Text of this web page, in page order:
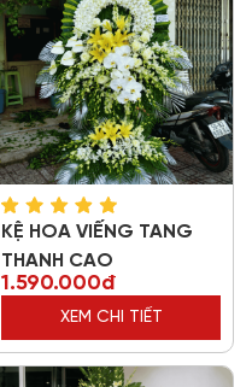
KỆ HOA VIẾNG TANG
THANH CAO
1.590.000đ
XEM CHI TIẾT